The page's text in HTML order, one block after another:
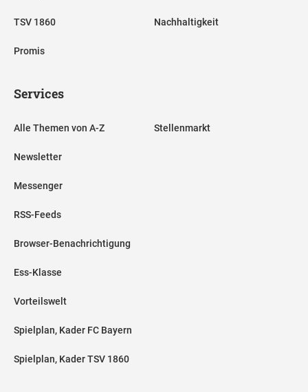
TSV 1860
Promis
Nachhaltigkeit
Services
Alle Themen von A-Z
Newsletter
Messenger
RSS-Feeds
Browser-Benachrichtigung
Ess-Klasse
Vorteilswelt
Spielplan, Kader FC Bayern
Spielplan, Kader TSV 1860
Stellenmarkt